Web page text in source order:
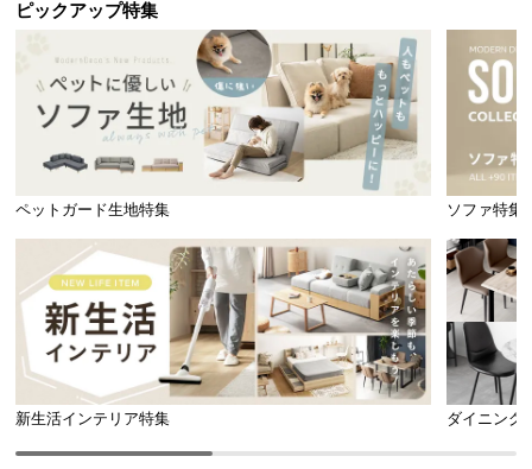
に
い
て
型
商
配
送
に
つ
い
て
ピックアップ特集
ペットガード生地特集 ソファ特集
新生活インテリア特集 ダイニング